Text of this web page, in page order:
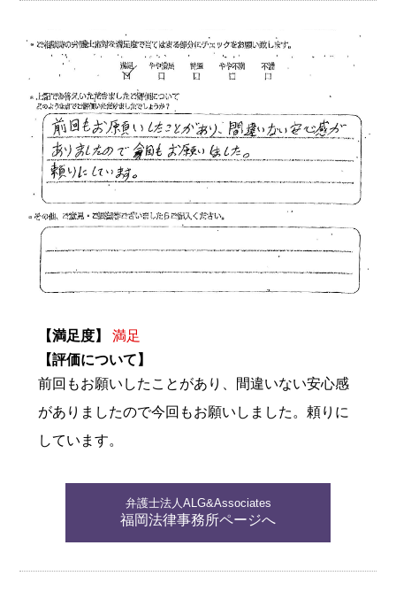
【満足度】
満足
【評価について】
前回もお願いしたことがあり、間違いない安心感
がありましたので今回もお願いしました。頼りに
しています。
弁護士法人ALG&Associates
福岡法律事務所ページへ